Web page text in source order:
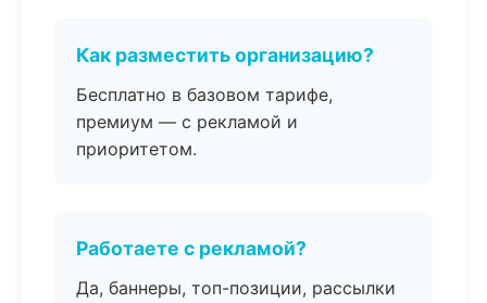
Как разместить организацию?
Бесплатно в базовом тарифе,
премиум — с рекламой и
приоритетом.
Работаете с рекламой?
Да, баннеры, топ-позиции, рассылки